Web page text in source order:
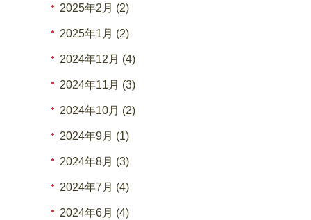
2025年2月 (2)
2025年1月 (2)
2024年12月 (4)
2024年11月 (3)
2024年10月 (2)
2024年9月 (1)
2024年8月 (3)
2024年7月 (4)
2024年6月 (4)